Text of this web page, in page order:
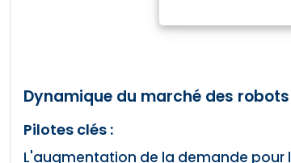
Dynamique du marché des
Pilotes clés :
L'augmentation de la demande